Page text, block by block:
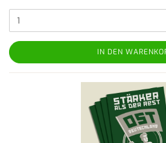
IN DEN